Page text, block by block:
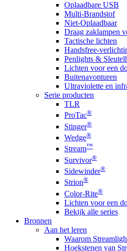
Oplaadbare USB
Multi-Brandstof
Niet-Oplaadbaar
Draag zaklampen
Tactische lichten
Handsfree-
Penlights &
Lichten voor een
Buitenavonturen
Ultraviolette en
Serie producten
TLR
ProTac®
Stinger®
Wedge®
Stream™
Survivor®
Sidewinder®
Strion®
Color-Rite®
Lichten voor een
Bekijk alle series
Bronnen
Aan het leren
Waarom
Hoekstenen van